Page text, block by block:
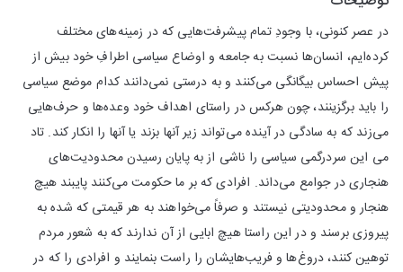
در عصر کنونی، با وجودِ تمام پیشرفت‌هایی که در زمینه‌های مختلف
کرده‌ایم، انسان‌ها نسبت به جامعه و اوضاع سیاسی اطرافِ خود بیش از
پیش احساس بیگانگی می‌کنند و به درستی نمی‌دانند کدام موضع سیاسی
را باید برگزینند، چون هرکس در راستای اهداف خود وعده‌ها و حرف‌هایی
می‌زند که به سادگی در آینده می‌تواند زیر آنها بزند یا آنها را انکار کند. تاد
می این سردرگمی سیاسی را ناشی از به پایان رسیدن محدودیت‌های
هنجاری در جوامع می‌داند. افرادی که بر ما حکومت می‌کنند پایبند هیچ
هنجار و محدودیتی نیستند و صرفاً می‌خواهند به هر قیمتی که شده به
پیروزی برسند و در این راستا هیچ ابایی از آن ندارند که به شعور مردم
توهین کنند، دروغ‌ها و فریب‌هایشان را راست بنمایند و افرادی را که در